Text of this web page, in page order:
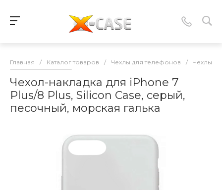
Главная / Каталог товаров / Чехлы для телефонов / Чехлы-
Чехол-накладка для iPhone 7
Plus/8 Plus, Silicon Case, серый,
песочный, морская галька